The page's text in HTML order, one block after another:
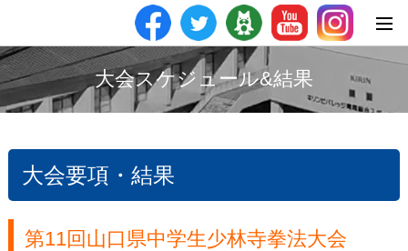
大会スケジュール&結果
大会要項・結果
第11回山口県中学生少林寺拳法大会